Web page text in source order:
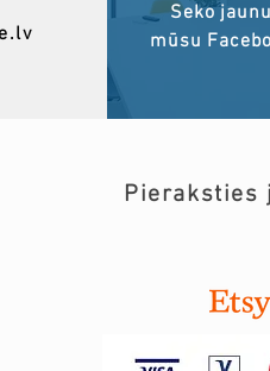
Pieraksties
Seko
mūsu